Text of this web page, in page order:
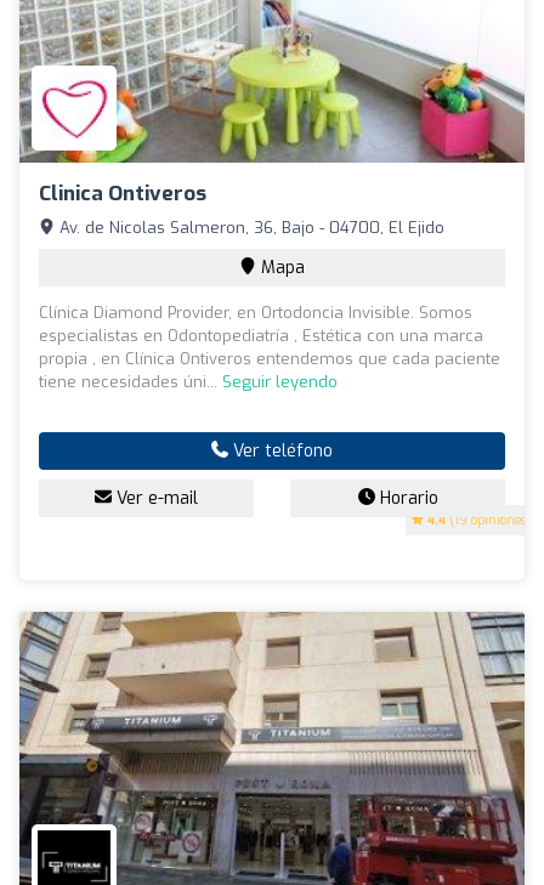
Clinica Ontiveros
4.4 (19 opiniones)
Av. de Nicolas Salmeron, 36, Bajo - 04700, El Ejido
Mapa
Clínica Diamond Provider, en Ortodoncia Invisible. Somos
especialistas en Odontopediatría , Estética con una marca
propia , en Clínica Ontiveros entendemos que cada paciente
tiene necesidades úni... Seguir leyendo
Ver teléfono
Ver e-mail Horario